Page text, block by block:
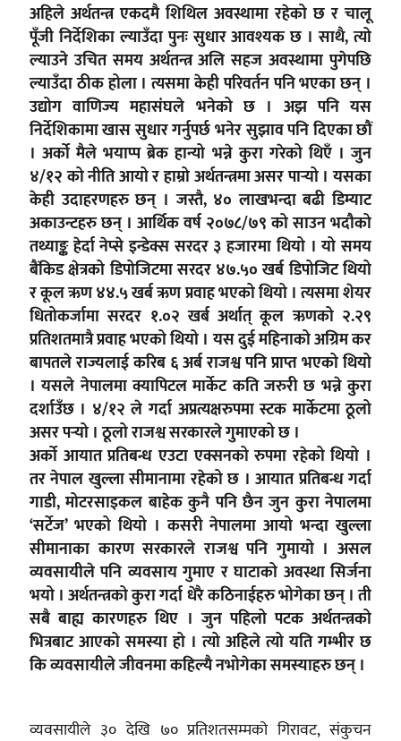
अहिले अर्थतन्त्र एकदमै शिथिल अवस्थामा रहेको छ र चालू
पूँजी निर्देशिका ल्याउँदा पुनः सुधार आवश्यक छ । साथै, त्यो
ल्याउने उचित समय अर्थतन्त्र अलि सहज अवस्थामा पुगेपछि
ल्याउँदा ठीक होला । त्यसमा केही परिवर्तन पनि भएका छन् ।
उद्योग वाणिज्य महासंघले भनेको छ । अझ पनि यस
निर्देशिकामा खास सुधार गर्नुपर्छ भनेर सुझाव पनि दिएका छौं
। अर्को मैले भयाप्प ब्रेक हान्यो भन्ने कुरा गरेको थिएँ । जुन
४/१२ को नीति आयो र हाम्रो अर्थतन्त्रमा असर पार्‍यो । यसका
केही उदाहरणहरु छन् । जस्तै, ४० लाखभन्दा बढी डिम्याट
अकाउन्टहरु छन् । आर्थिक वर्ष २०७८/७९ को साउन भदौको
तथ्याङ्क हेर्दा नेप्से इन्डेक्स सरदर ३ हजारमा थियो । यो समय
बैंकिड क्षेत्रको डिपोजिटमा सरदर ४७.५० खर्ब डिपोजिट थियो
र कूल ऋण ४४.५ खर्ब ऋण प्रवाह भएको थियो । त्यसमा शेयर
धितोकर्जामा सरदर १.०२ खर्ब अर्थात् कूल ऋणको २.२९
प्रतिशतमात्रै प्रवाह भएको थियो । यस दुई महिनाको अग्रिम कर
बापतले राज्यलाई करिब ६ अर्ब राजश्व पनि प्राप्त भएको थियो
। यसले नेपालमा क्यापिटल मार्केट कति जरुरी छ भन्ने कुरा
दर्शाउँछ । ४/१२ ले गर्दा अप्रत्यक्षरुपमा स्टक मार्केटमा ठूलो
असर पर्‍यो । ठूलो राजश्व सरकारले गुमाएको छ ।
अर्को आयात प्रतिबन्ध एउटा एक्सनको रुपमा रहेको थियो ।
तर नेपाल खुल्ला सीमानामा रहेको छ । आयात प्रतिबन्ध गर्दा
गाडी, मोटरसाइकल बाहेक कुनै पनि छैन जुन कुरा नेपालमा
‘सर्टेज’ भएको थियो । कसरी नेपालमा आयो भन्दा खुल्ला
सीमानाका कारण सरकारले राजश्व पनि गुमायो । असल
व्यवसायीले पनि व्यवसाय गुमाए र घाटाको अवस्था सिर्जना
भयो । अर्थतन्त्रको कुरा गर्दा धेरै कठिनाईहरु भोगेका छन् । ती
सबै बाह्य कारणहरु थिए । जुन पहिलो पटक अर्थतन्त्रको
भित्रबाट आएको समस्या हो । त्यो अहिले त्यो यति गम्भीर छ
कि व्यवसायीले जीवनमा कहिल्यै नभोगेका समस्याहरु छन् ।
व्यवसायीले ३० देखि ७० प्रतिशतसम्मको गिरावट, संकुचन